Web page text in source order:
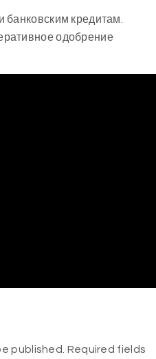
кредитам.
одобрение
published. Required fields